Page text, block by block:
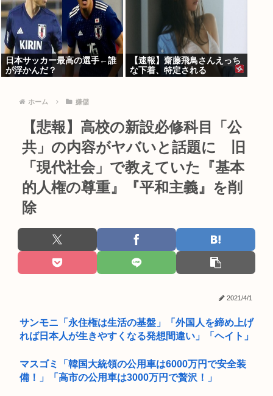
日本サッカー最高の選手←誰
が浮かんだ？
【速報】齋藤飛鳥さんえっち
な下着、特定される
ホーム 嫌儲
【悲報】高校の新設必修科目「公
共」の内容がヤバいと話題に 旧
「現代社会」で教えていた『基本
的人権の尊重』『平和主義』を削
除
2021/4/1
サンモニ「永住権は生活の基盤」「外国人を締め上げ
れば日本人が生きやすくなる発想間違い」「ヘイト」
マスゴミ「韓国大統領の公用車は6000万円で安全装
備！」「高市の公用車は3000万円で贅沢！」